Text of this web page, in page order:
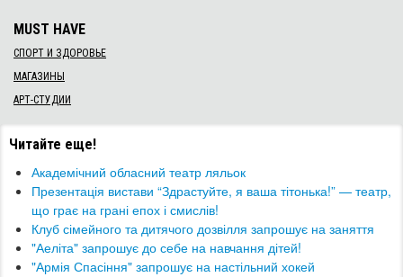
MUST HAVE
СПОРТ И ЗДОРОВЬЕ
МАГАЗИНЫ
АРТ-СТУДИИ
Читайте еще!
Академічний обласний театр ляльок
Презентація вистави “Здрастуйте, я ваша тітонька!” — театр,
що грає на грані епох і смислів!
​Клуб сімейного та дитячого дозвілля запрошує на заняття
"Аеліта" запрошує до себе на навчання дітей!
"Армія Спасіння" запрошує на настільний хокей